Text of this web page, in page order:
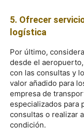
5. Ofrecer
logística
Por último,
desde el
con las consultas y
valor añadido para
empresa de
especializados para
consultas o realizar
condición.